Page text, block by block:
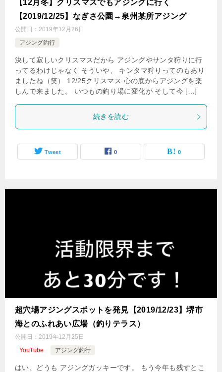
【12月冬】クリスマスでもアジングに行く
【2019/12/25】なぎさ公園→泉州某所アジング
公開日： 2019年12月26日
アジング釣行
決して寂しいクリスマスだから アジングやサンタ狩りに行
ってるわけじゃなく そういや、 キンタマ狩りってのもあり
ましたね（笑） 12/25クリスマス 心の底からアジングを楽
しんで来ました。 いつもの釣り場に変化が そして今 […]
続きを読む
Tweet 0 0
超穴場アジングスポットを発見【2019/12/23】堺市
海とのふれあい広場（釣りテラス）
公開日： 2019年12月25日
YouTube
アジング釣行
はい、どうも アジングガッキーです。 もう今年も残すとこ